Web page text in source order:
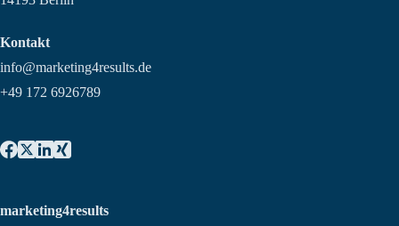
Kontakt
info@marketing4results.de
+49 172 6926789
marketing4results